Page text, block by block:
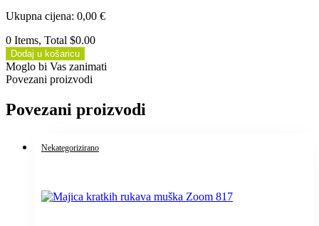
Ukupna cijena: 0,00 €
0 Items, Total $0.00
Dodaj u košaricu
Moglo bi Vas zanimati
Povezani proizvodi
Povezani proizvodi
Nekategorizirano